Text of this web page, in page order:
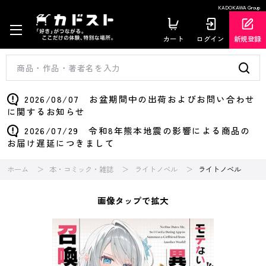
KADOKAWA Group
カート ログイン 新規登録
2026/08/07 お盆期間中の出荷およびお問い合わせ
に関するお知らせ
2026/07/29 令和8年熊本地震の影響による商品の
お届け遅延につきまして
ホーム 本・コミック・雑誌 ライトノベル ライトノベル
画像タップで拡大